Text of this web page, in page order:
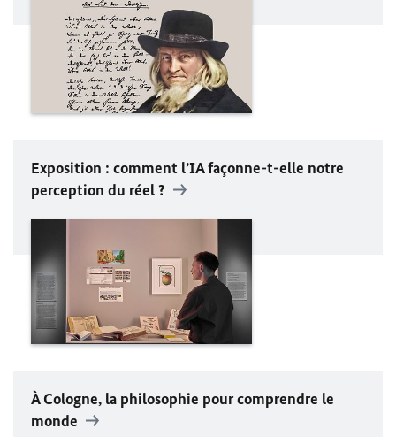
Exposition : comment l’IA façonne-t-elle notre
perception du réel ?
À Cologne, la philosophie pour comprendre le
monde